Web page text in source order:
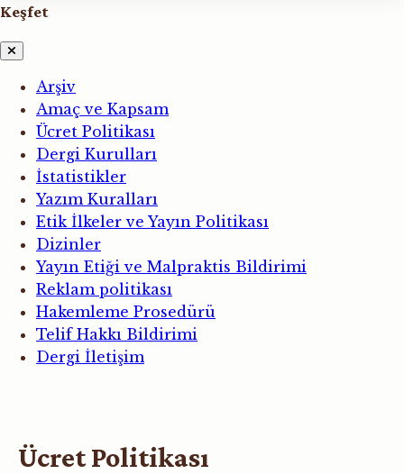
Keşfet
Arşiv
Amaç ve Kapsam
Ücret Politikası
Dergi Kurulları
İstatistikler
Yazım Kuralları
Etik İlkeler ve Yayın Politikası
Dizinler
Yayın Etiği ve Malpraktis Bildirimi
Reklam politikası
Hakemleme Prosedürü
Telif Hakkı Bildirimi
Dergi İletişim
Ücret Politikası